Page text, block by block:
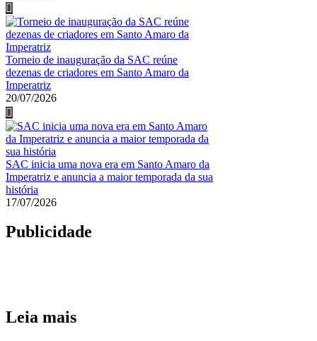
Torneio de inauguração da SAC reúne
dezenas de criadores em Santo Amaro da
Imperatriz
20/07/2026
SAC inicia uma nova era em Santo Amaro da
Imperatriz e anuncia a maior temporada da sua
história
17/07/2026
Publicidade
Leia mais